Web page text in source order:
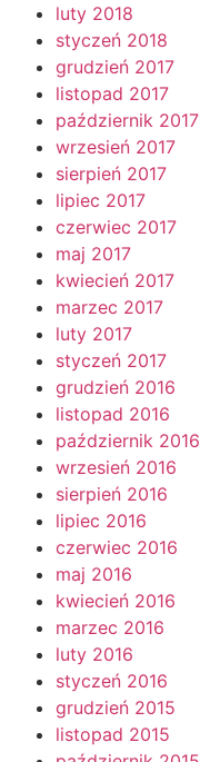
luty 2018
styczeń 2018
grudzień 2017
listopad 2017
październik 2017
wrzesień 2017
sierpień 2017
lipiec 2017
czerwiec 2017
maj 2017
kwiecień 2017
marzec 2017
luty 2017
styczeń 2017
grudzień 2016
listopad 2016
październik 2016
wrzesień 2016
sierpień 2016
lipiec 2016
czerwiec 2016
maj 2016
kwiecień 2016
marzec 2016
luty 2016
styczeń 2016
grudzień 2015
listopad 2015